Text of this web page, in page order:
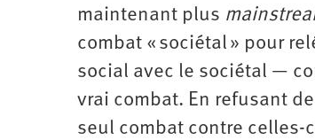
maintenant plus
combat « sociétal » pour
social avec le sociétal —
vrai combat. En refusant
seul combat contre celles-